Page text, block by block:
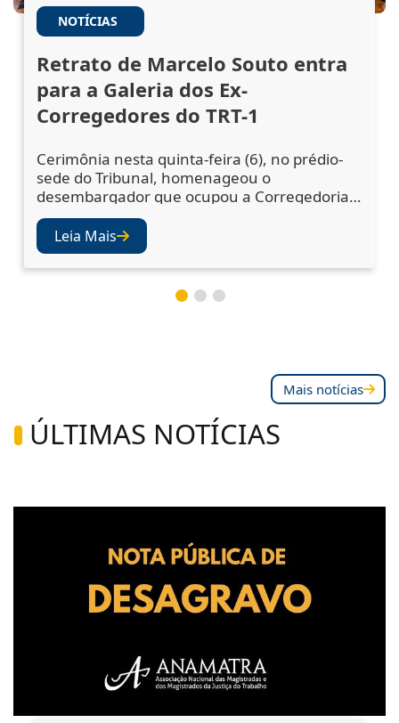
NOTÍCIAS
Retrato de Marcelo Souto entra
para a Galeria dos Ex-
Corregedores do TRT-1
Cerimônia nesta quinta-feira (6), no prédio-
sede do Tribunal, homenageou o
desembargador que ocupou a Corregedoria
Regional no biênio 2023/2025 A cerimônia de
descerramento do retrato do desembargador
Marcelo Augusto Souto de Oliveira,
corregedor regional no biênio 2023/2025,
ocorreu nesta quinta-feira (6), no Salão Nobre
do TRT-1. A solenidade confirmou a inclusão
Leia Mais
Mais notícias
ÚLTIMAS NOTÍCIAS